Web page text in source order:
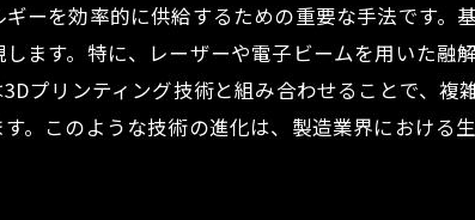
の未来における革新と我々の生活への影響
溶接技術が生活に与える直接的な影響
未来の生活を支える溶接技術の進化
ーを効率的に供給するための重要な手法です。
ます。特に、レーザーや電子ビームを用いた融
プリンティング技術と組み合わせることで、
。このような技術の進化は、製造業界における